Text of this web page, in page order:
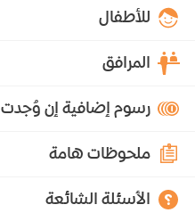
للأطفال
المرافق
رسوم إضافية إن وُجدت
ملحوظات هامة
الأسئلة الشائعة